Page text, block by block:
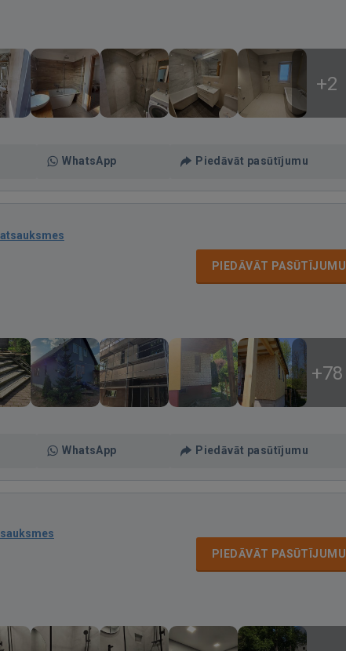
+2
WhatsApp Piedāvāt pasūtījumu
PIEDĀVĀT PASŪTĪJUMU
+78
WhatsApp Piedāvāt pasūtījumu
PIEDĀVĀT PASŪTĪJUMU